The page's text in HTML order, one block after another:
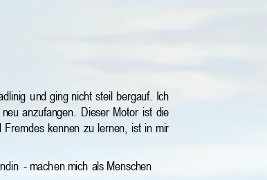
und ging nicht steil bergauf. Ich
neu anzufangen. Dieser Motor ist die
Fremdes kennen zu lernen, ist in mir
- machen mich als Menschen